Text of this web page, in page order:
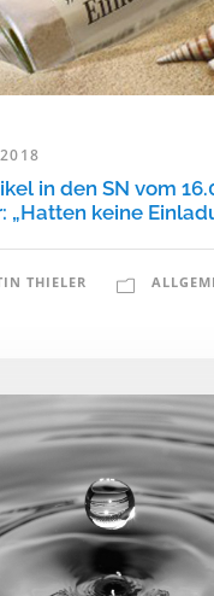
in den SN vom
„Hatten keine
THIELER